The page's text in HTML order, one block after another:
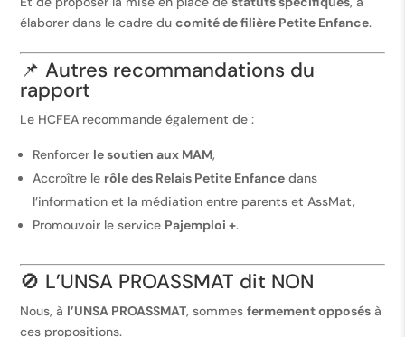
élaborer dans le cadre ducomité de filière Petite Enfance.
📌 Autres recommandations du
rapport
Le HCFEA recommande également de :
Renforcer le soutien aux MAM,
Accroître le rôle des Relais Petite Enfance dans
l’information et la médiation entre parents et AssMat,
Promouvoir le service Pajemploi +.
🚫 L’UNSA PROASSMAT dit NON
Nous, à l’UNSA PROASSMAT, sommesfermement opposés à
ces propositions.